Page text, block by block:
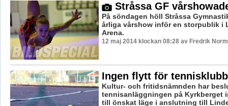
Stråssa GF
På söndagen höll Stråssa
årliga vårshow inför en storpublik i
Arena.
12 maj 2014 klockan 08:28 av Fredrik
Ingen flytt för tennisklubb
Kultur- och fritidsnämnden har
tennisanläggningen på Kyrkberget
till önskat läge i anslutning till